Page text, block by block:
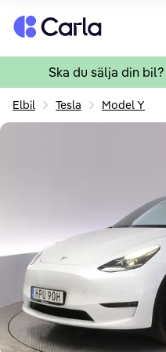
Tillbaka till startsidan
Ska du sälja din bil?
Elbil Tesla Model Y